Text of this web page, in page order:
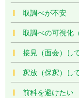
取調べが不安
取調べの可視化
接見（面会）し
釈放（保釈）し
前科を避けたい